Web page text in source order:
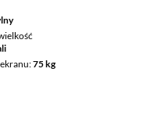
75 kg